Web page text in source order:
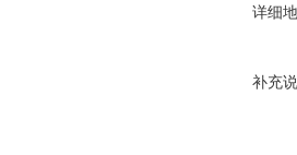
详细
补充